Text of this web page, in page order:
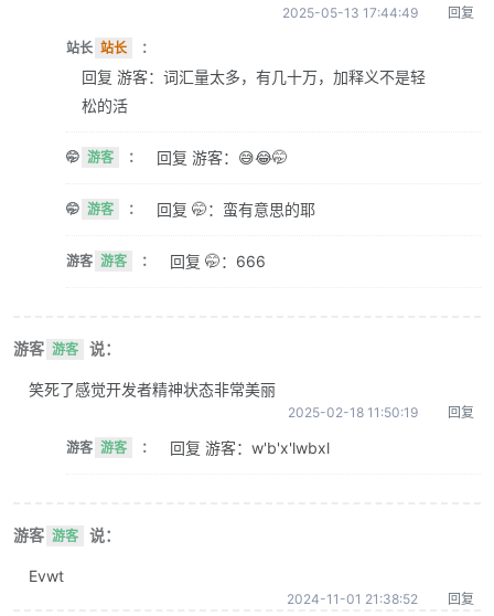
2025-05-13 17:44:49 回复
站长 站长 ：
回复 游客：词汇量太多，有几十万，加释义不是轻
松的活
🤭 游客 ： 回复 游客：😅😂🤭
🤭 游客 ： 回复 🤭：蛮有意思的耶
游客 游客 ： 回复 🤭：666
游客 游客 说：
笑死了感觉开发者精神状态非常美丽
2025-02-18 11:50:19 回复
游客 游客 ： 回复 游客：w'b'x'lwbxl
游客 游客 说：
Evwt
2024-11-01 21:38:52 回复